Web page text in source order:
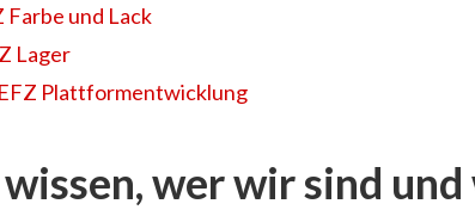
und Lack
Lager
Plattformentwicklung
wer wir sind